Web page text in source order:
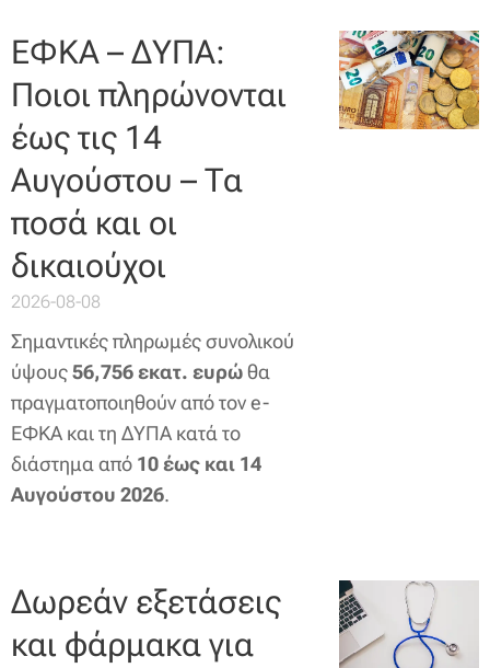
ΕΦΚΑ – ΔΥΠΑ:
Ποιοι πληρώνονται
έως τις 14
Αυγούστου – Τα
ποσά και οι
δικαιούχοι
2026-08-08
Σημαντικές πληρωμές συνολικού
ύψους56,756 εκατ. ευρώθα
πραγματοποιηθούν από τον e-
ΕΦΚΑ και τη ΔΥΠΑ κατά το
διάστημα από 10 έως και 14
Αυγούστου 2026.
Δωρεάν εξετάσεις
και φάρμακα για